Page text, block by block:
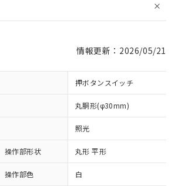
情報更新：2026/05/21
押ボタンスイッチ
丸胴形(φ30mm)
照光
操作部形状 丸形 平形
操作部色 白